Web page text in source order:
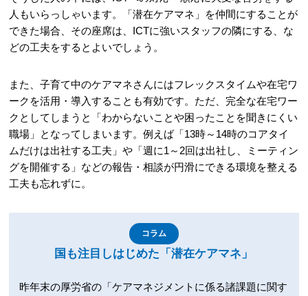
人もいらっしゃいます。「潜在ケアマネ」を仲間にすることが
できた場合、その座席は、ICTに強いスタッフの隣にする、な
どの工夫をするとよいでしょう。
また、子育て中のケアマネさんにはフレックスタイムや在宅ワ
ークを活用・導入することも有効です。ただ、完全な在宅ワー
クとしてしまうと「わからないことや困ったことを聞きにくい
職場」となってしまいます。例えば「13時～14時のコアタイ
ムだけは出社する工夫」や「週に1～2回は出社し、ミーティン
グを開催する」などの報告・相談が円滑にできる環境を整える
工夫も忘れずに。
コラム
国も注目しはじめた「潜在ケアマネ」
昨年末の厚労省の「ケアマネジメントに係る諸課題に関す